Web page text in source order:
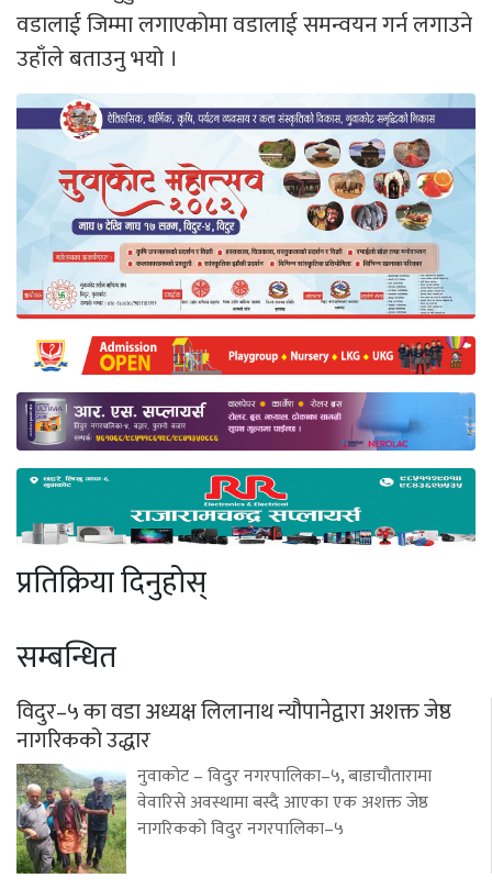
वडालाई जिम्मा लगाएकोमा वडालाई समन्वयन गर्न लगाउने
उहाँले बताउनु भयो ।
प्रतिक्रिया दिनुहोस्
सम्बन्धित
विदुर–५ का वडा अध्यक्ष लिलानाथ न्यौपानेद्वारा अशक्त जेष्ठ
नागरिकको उद्धार
नुवाकोट – विदुर नगरपालिका–५, बाडाचौतारामा
वेवारिसे अवस्थामा बस्दै आएका एक अशक्त जेष्ठ
नागरिकको विदुर नगरपालिका–५